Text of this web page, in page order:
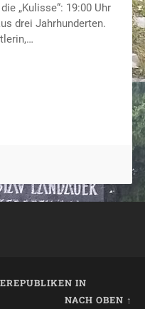
„Kulisse“: 19:00 Uhr
drei Jahrhunderten.
IN
NACH OBEN ↑